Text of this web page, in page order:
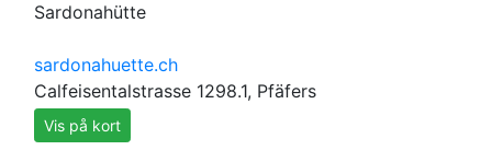
Sardonahütte
sardonahuette.ch
Calfeisentalstrasse 1298.1, Pfäfers
Vis på kort